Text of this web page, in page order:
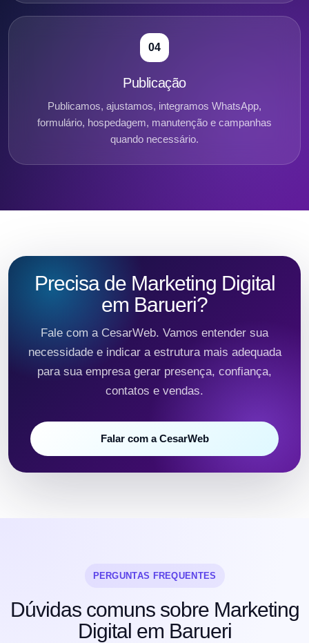
04
Publicação
Publicamos, ajustamos, integramos WhatsApp,
formulário, hospedagem, manutenção e campanhas
quando necessário.
Precisa de Marketing Digital
em Barueri?
Fale com a CesarWeb. Vamos entender sua
necessidade e indicar a estrutura mais adequada
para sua empresa gerar presença, confiança,
contatos e vendas.
Falar com a CesarWeb
PERGUNTAS FREQUENTES
Dúvidas comuns sobre Marketing
Digital em Barueri